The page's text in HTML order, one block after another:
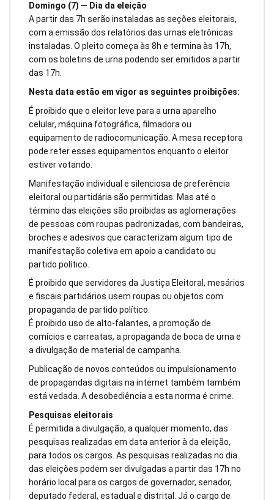
Domingo (7) — Dia da eleição
A partir das 7h serão instaladas as seções eleitorais,
com a emissão dos relatórios das urnas eletrônicas
instaladas. O pleito começa às 8h e termina às 17h,
com os boletins de urna podendo ser emitidos a partir
das 17h.
Nesta data estão em vigor as seguintes proibições:
É proibido que o eleitor leve para a urna aparelho
celular, máquina fotográfica, filmadora ou
equipamento de radiocomunicação. A mesa receptora
pode reter esses equipamentos enquanto o eleitor
estiver votando.
Manifestação individual e silenciosa de preferência
eleitoral ou partidária são permitidas. Mas até o
término das eleições são proibidas as aglomerações
de pessoas com roupas padronizadas, com bandeiras,
broches e adesivos que caracterizam algum tipo de
manifestação coletiva em apoio a candidato ou
partido político.
É proibido que servidores da Justiça Eleitoral, mesários
e fiscais partidários usem roupas ou objetos com
propaganda de partido político.
É proibido uso de alto-falantes, a promoção de
comícios e carreatas, a propaganda de boca de urna e
a divulgação de material de campanha.
Publicação de novos conteúdos ou impulsionamento
de propagandas digitais na internet também também
está vedada. A desobediência a esta norma é crime.
Pesquisas eleitorais
É permitida a divulgação, a qualquer momento, das
pesquisas realizadas em data anterior à da eleição,
para todos os cargos. As pesquisas realizadas no dia
das eleições podem ser divulgadas a partir das 17h no
horário local para os cargos de governador, senador,
deputado federal, estadual e distrital. Já o cargo de